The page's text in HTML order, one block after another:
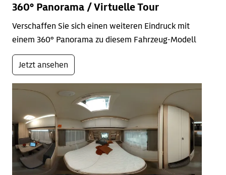
360° Panorama / Virtuelle Tour
Verschaffen Sie sich einen weiteren Eindruck mit
einem 360° Panorama zu diesem Fahrzeug-Modell
Jetzt ansehen